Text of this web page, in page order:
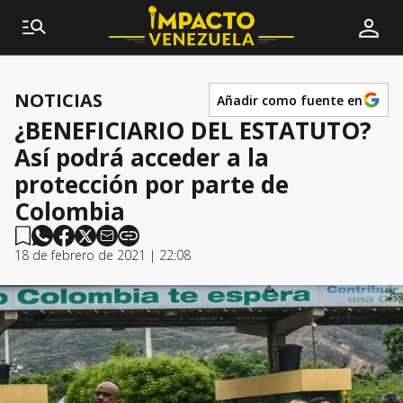
NOTICIAS Añadir como fuente en
¿BENEFICIARIO DEL ESTATUTO?
Así podrá acceder a la
protección por parte de
Colombia
18 de febrero de 2021 | 22:08